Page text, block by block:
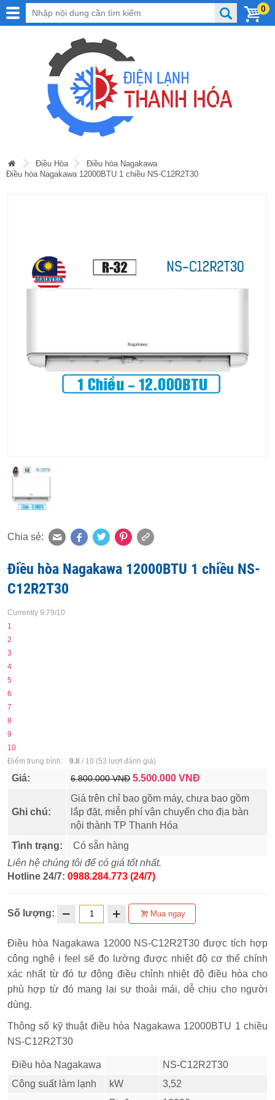
0
Điều Hòa
Điều hòa Nagakawa
Điều hòa Nagakawa 12000BTU 1 chiều NS-C12R2T30
Chia sẻ:
Điều hòa Nagakawa 12000BTU 1 chiều NS-
C12R2T30
Currently 9.79/10
1
2
3
4
5
6
7
8
9
10
Điểm trung bình:
9.8 / 10 (53 lượt đánh giá)
Giá: 6.800.000 VNĐ 5.500.000 VNĐ
Ghi chú:
Giá trên chỉ bao gồm máy, chưa bao gồm
lắp đặt, miễn phí vận chuyển cho địa bàn
nội thành TP Thanh Hóa
Tình trạng:
Có sẵn hàng
Liên hệ chúng tôi để có giá tốt nhất.
Hotline 24/7: 0988.284.773 (24/7)
Số lượng: Mua ngay
Điều hòa Nagakawa 12000 NS-C12R2T30 được tích hợp
công nghệ i feel sẽ đo lường được nhiệt độ cơ thể chính
xác nhất từ đó tự động điều chỉnh nhiệt độ điều hòa cho
phù hợp từ đó mang lại sự thoải mái, dễ chịu cho người
dùng.
Thông số kỹ thuật điều hòa Nagakawa 12000BTU 1 chiều
NS-C12R2T30
Điều hòa Nagakawa
NS-C12R2T30
Công suất làm lạnh
kW
3,52